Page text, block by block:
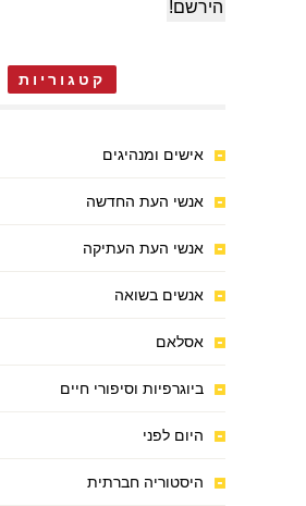
קטגוריות
אישים ומנהיגים
אנשי העת החדשה
אנשי העת העתיקה
אנשים בשואה
אסלאם
ביוגרפיות וסיפורי חיים
היום לפני
היסטוריה חברתית